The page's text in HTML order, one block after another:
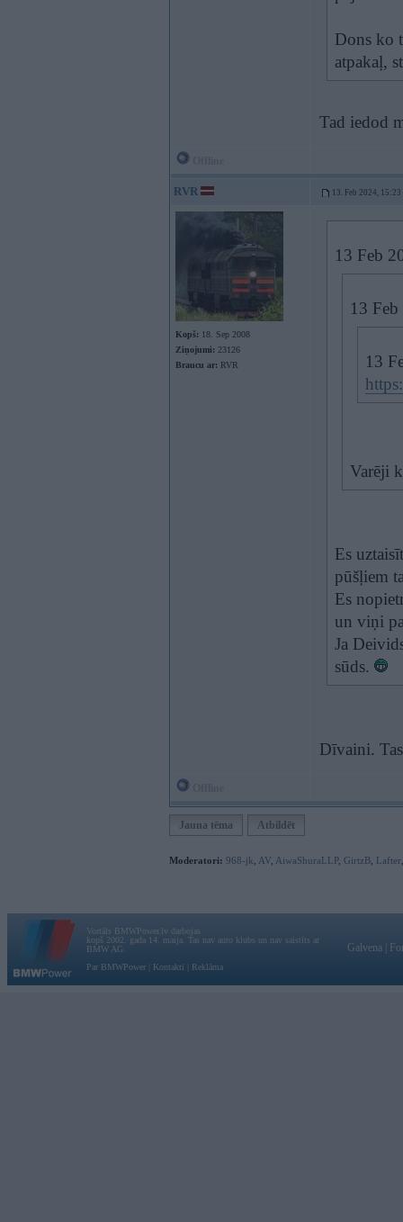
Dons ko
atpakaļ,
Tad iedod
RVR 13. Feb 2024, 15:23
Kopš: 18. Sep 2008
Ziņojumi: 23126
Braucu ar: RVR
13 Feb
13
13
Varēji
Es
pūšļiem
Es
un viņi
Ja
sūds.
Dīvaini.
Jauna tēma Atbildēt
Moderatori: 968-jk AV AiwaShuraLLP, GirtzB Lafter
Vortāls BMWPower.lv darbojas
kopš 2002. gada 14. maija. Tas nav auto klubs un nav saistīts ar
BMW AG.
Par BMWPower
Kontakti Reklāma
Galvena